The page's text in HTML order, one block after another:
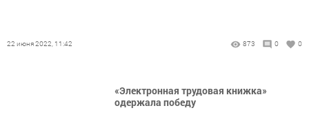
22 июня 2022, 11:42 873 0 0
«Электронная трудовая книжка»
одержала победу